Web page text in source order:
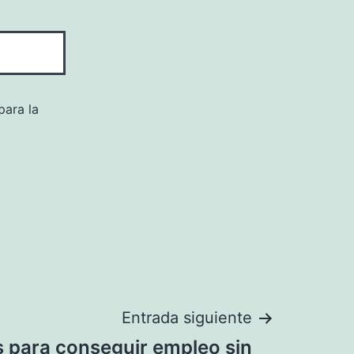
la
Entrada siguiente
para conseguir empleo sin